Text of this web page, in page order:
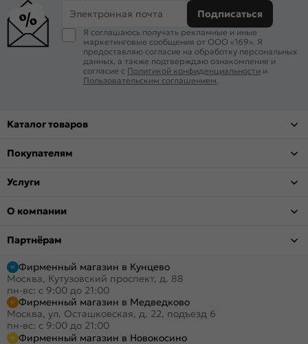
Электронная почта Подписаться
Я соглашаюсь получать рекламные и иные
маркетинговые сообщения от ООО «169». Я
предоставляю согласие на обработку персональных
данных, а также подтверждаю ознакомление и
согласие с Политикой конфиденциальности и
Пользовательским соглашением
Каталог товаров
Покупателям
Услуги
О компании
Партнёрам
Фирменный магазин в Кунцево
Москва, Кутузовский проспект, д. 88
пн-вс: с 9:00 до 21:00
Фирменный магазин в Медведково
Москва, ул. Осташковская, д. 22, подъезд 6
пн-вс: с 9:00 до 21:00
Фирменный магазин в Новокосино